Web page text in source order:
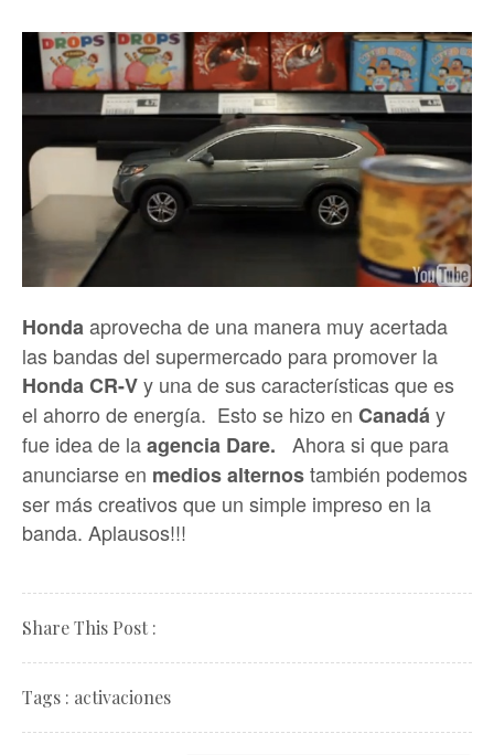
Hondaaprovecha de una manera muy acertada
las bandas del supermercado para promover la
Honda CR-Vy una de sus características que es
el ahorro de energía. Esto se hizo en Canadáy
fue idea de laagencia Dare. Ahora si que para
anunciarse en medios alternostambién podemos
ser más creativos que un simple impreso en la
banda. Aplausos!!!
Share This Post :
Tags : activaciones